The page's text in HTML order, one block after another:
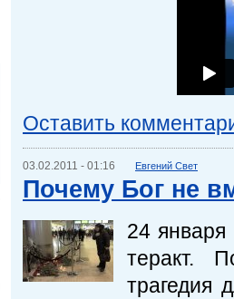
Оставить
03.02.2011 - 01:16 Евгений Свет
Почему Бог не
24
теракт.
трагедия